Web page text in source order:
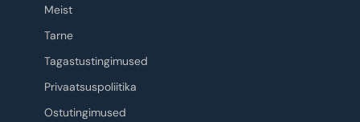
Meist
Tarne
Tagastustingimused
Privaatsuspoliitika
Ostutingimused